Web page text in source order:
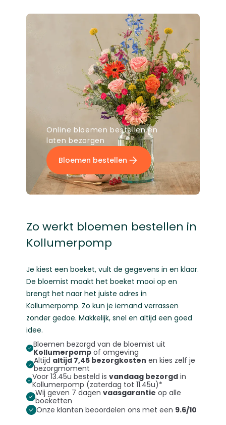
Online bloemen bestellen en
laten bezorgen
Bloemen bestellen
Zo werkt bloemen bestellen in
Kollumerpomp
Je kiest een boeket, vult de gegevens in en klaar.
De bloemist maakt het boeket mooi op en
brengt het naar het juiste adres in
Kollumerpomp. Zo kun je iemand verrassen
zonder gedoe. Makkelijk, snel en altijd een goed
idee.
Bloemen bezorgd van de bloemist uit
Kollumerpompof omgeving
Altijd altijd 7,45 bezorgkosten en kies zelf je
bezorgmoment
Voor 13.45u besteld is vandaag bezorgdin
Kollumerpomp (zaterdag tot 11.45u)*
Wij geven 7 dagen vaasgarantie op alle
boeketten
Onze klanten beoordelen ons met een 9.6/10